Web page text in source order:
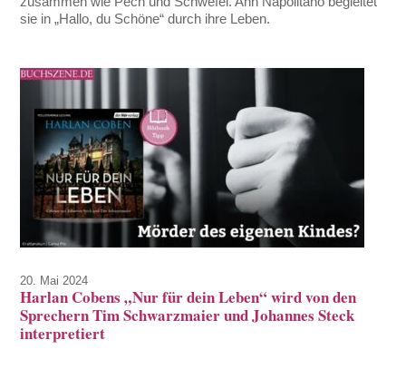
sie in „Hallo, du Schöne“ durch ihre Leben.
20. Mai 2024
Harlan Cobens „Nur für dein Leben“ wird von den
Sprechern Tim Schwarzmaier und Johannes Steck
interpretiert